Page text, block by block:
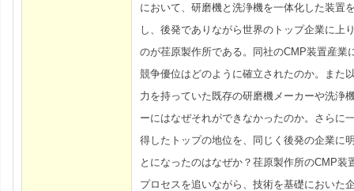
において、研磨機と洗浄機を一体化した装置
し、後発でありながら世界のトップ企業に上
のが荏原製作所である。同社のCMP装置産業
競争優位はどのように確立されたのか。また
力を持っていた既存の研磨機メーカーや洗浄
ーにはなぜそれができなかったのか。さらに
得したトップの地位を、同じく後発の企業に
とになったのはなぜか？荏原製作所のCMP装
プロセスを追いながら、技術を基礎においた